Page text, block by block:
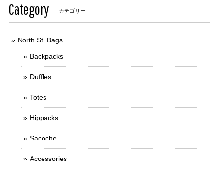
Category カテゴリー
North St. Bags
Backpacks
Duffles
Totes
Hippacks
Sacoche
Accessories